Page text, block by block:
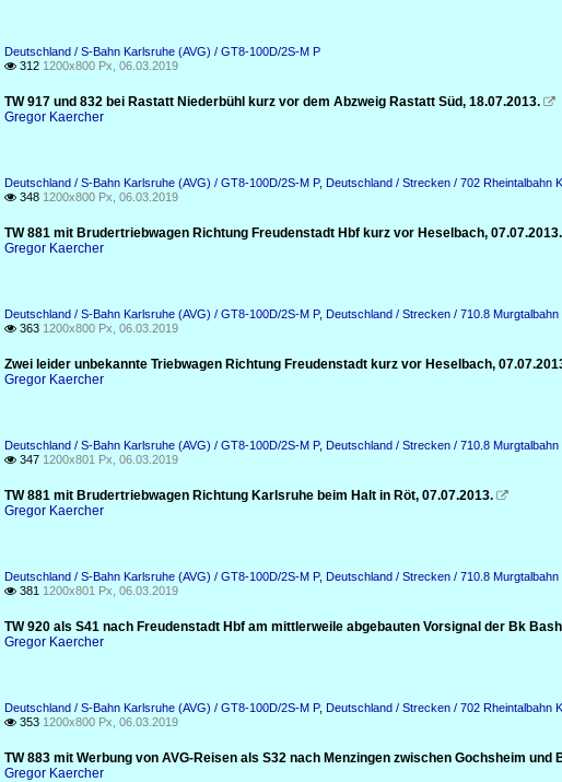
Deutschland / S-Bahn Karlsruhe (AVG) / GT8-100D/2S-M P
 312 1200x800 Px, 06.03.2019
TW 917 und 832 bei Rastatt Niederbühl kurz vor dem Abzweig Rastatt Süd, 18.07.2013. 
Gregor Kaercher
Deutschland / S-Bahn Karlsruhe (AVG) / GT8-100D/2S-M P, Deutschland / Strecken / 702 Rheintalbahn
 348 1200x800 Px, 06.03.2019
TW 881 mit Brudertriebwagen Richtung Freudenstadt Hbf kurz vor Heselbach, 07.07.2013.
Gregor Kaercher
Deutschland / S-Bahn Karlsruhe (AVG) / GT8-100D/2S-M P, Deutschland / Strecken / 710.8 Murgtalbahn
 363 1200x800 Px, 06.03.2019
Zwei leider unbekannte Triebwagen Richtung Freudenstadt kurz vor Heselbach,
Gregor Kaercher
Deutschland / S-Bahn Karlsruhe (AVG) / GT8-100D/2S-M P, Deutschland / Strecken / 710.8 Murgtalbahn
 347 1200x801 Px, 06.03.2019
TW 881 mit Brudertriebwagen Richtung Karlsruhe beim Halt in Röt, 07.07.2013. 
Gregor Kaercher
Deutschland / S-Bahn Karlsruhe (AVG) / GT8-100D/2S-M P, Deutschland / Strecken / 710.8 Murgtalbahn
 381 1200x801 Px, 06.03.2019
TW 920 als S41 nach Freudenstadt Hbf am mittlerweile abgebauten Vorsignal der Bk
Gregor Kaercher
Deutschland / S-Bahn Karlsruhe (AVG) / GT8-100D/2S-M P, Deutschland / Strecken / 702 Rheintalbahn
 353 1200x800 Px, 06.03.2019
TW 883 mit Werbung von AVG-Reisen als S32 nach Menzingen zwischen Gochsheim und
Gregor Kaercher